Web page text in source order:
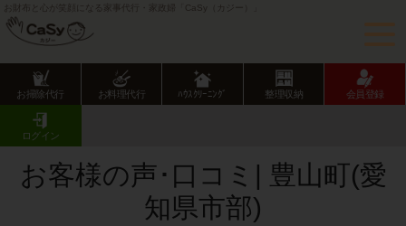
お財布と心が笑顔になる家事代行・家政婦「CaSy（カジー）」
お掃除代行 お料理代行 ﾊｳｽｸﾘｰﾆﾝｸﾞ 整理収納 会員登録
ログイン
CaSy TOP
お客様の声･口コミ一覧
お客様の声･口コミ| 豊山町(愛
知県市部)